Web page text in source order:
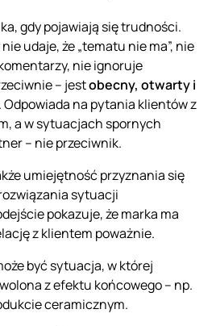
gdy pojawiają się trudności.
udaje, że „tematu nie ma”, nie
nie ignoruje
– jestobecny, otwarty i
. Odpowiada na pytania klientów z
a w sytuacjach spornych
– nie przeciwnik.
umiejętność przyznania się
sytuacji
pokazuje, że marka ma
z klientem poważnie.
być sytuacja, w której
z efektu końcowego – np.
ceramicznym.